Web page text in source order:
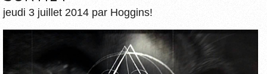
jeudi 3 juillet 2014 par Hoggins!